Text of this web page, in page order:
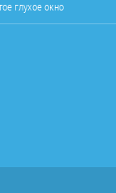
глухое окно